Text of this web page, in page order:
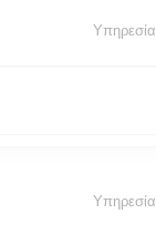
Υπηρεσία
Υπηρεσία